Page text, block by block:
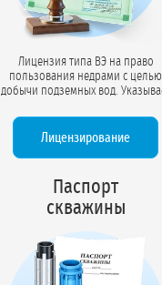
Лицензия типа ВЭ на право
пользования недрами с целью
добычи подземных вод. Указывает
водопотребления (м³/сут), срок
действия (до 25 лет), координаты
проверкам Минприроды.
Лицензирование
Паспорт
скважины